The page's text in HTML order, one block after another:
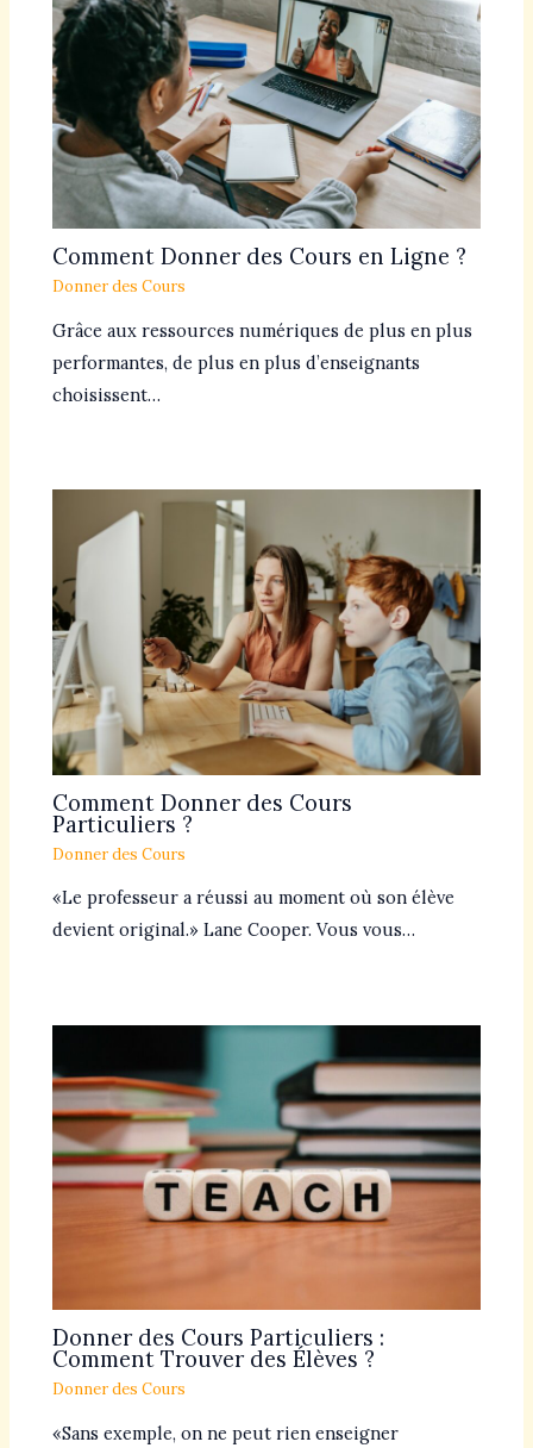
Comment Donner des Cours en Ligne ?
Donner des Cours
Grâce aux ressources numériques de plus en plus
performantes, de plus en plus d’enseignants
choisissent…
Comment Donner des Cours
Particuliers ?
Donner des Cours
«Le professeur a réussi au moment où son élève
devient original.» Lane Cooper. Vous vous…
Donner des Cours Particuliers :
Comment Trouver des Élèves ?
Donner des Cours
«Sans exemple, on ne peut rien enseigner